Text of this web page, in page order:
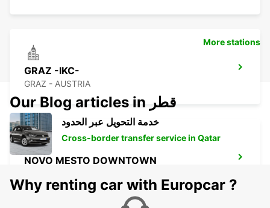
GRAZ -IKC-
GRAZ - AUSTRIA
NOVO MESTO DOWNTOWN
More stations
Our Blog articles in قطر
خدمة التحويل عبر الحدود
Cross-border transfer service in Qatar
Why renting car with Europcar ?